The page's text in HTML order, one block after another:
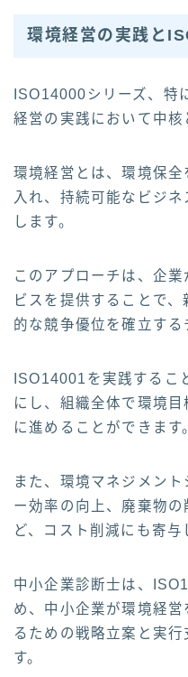
環境経営の実践と
ISO14000シリーズ、特
経営の実践において中核
環境経営とは、環境保
入れ、持続可能なビジ
します。
このアプローチは、企
ビスを提供することで
的な競争優位を確立する
ISO14001を実践するこ
にし、組織全体で環境
に進めることができます
また、環境マネジメン
ー効率の向上、廃棄物
ど、コスト削減にも寄与
中小企業診断士は、
め、中小企業が環境経
るための戦略立案と実
す。